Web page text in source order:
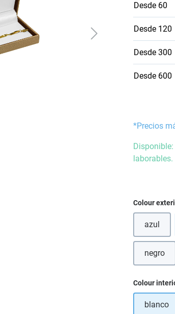
Desde 60
Desde 120
Desde 300
Desde 600
*Precios
laborables.
Seleccione
Colour
azul
negro
(Esta
Seleccione
Colour
blanco